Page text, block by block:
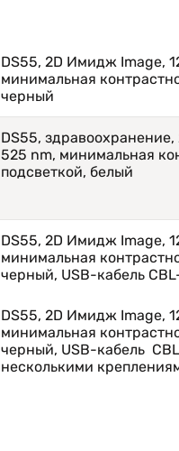
DS55, 2D Имидж Image,
минимальная
черный
DS55,
525 nm, минимальная
подсветкой, белый
DS55, 2D Имидж Image,
минимальная
черный, USB-кабель
DS55, 2D Имидж Image,
минимальная
черный, USB-кабель
несколькими